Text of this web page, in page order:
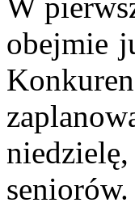
obejmie
seniorów.